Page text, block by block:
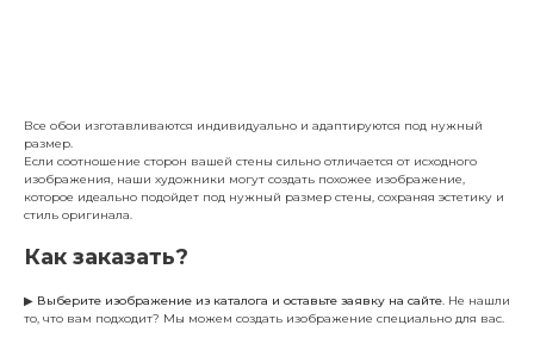
Все обои изготавливаются индивидуально и адаптируются под нужный
размер.
Если соотношение сторон вашей стены сильно отличается от исходного
изображения, наши художники могут создать похожее изображение,
которое идеально подойдет под нужный размер стены, сохраняя эстетику и
стиль оригинала.
Как заказать?
▶ Выберите изображение из каталога и оставьте заявку на сайте. Не нашли
то, что вам подходит? Мы можем создать изображение специально для вас.